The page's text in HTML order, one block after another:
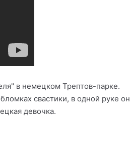
в немецком Трептов-парке.
свастики, в одной руке он
девочка.